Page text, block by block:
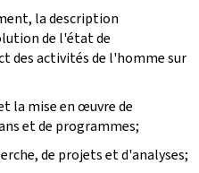
la description
de l'état de
des activités de l'homme sur
la mise en œuvre de
et de programmes;
de projets et d'analyses;